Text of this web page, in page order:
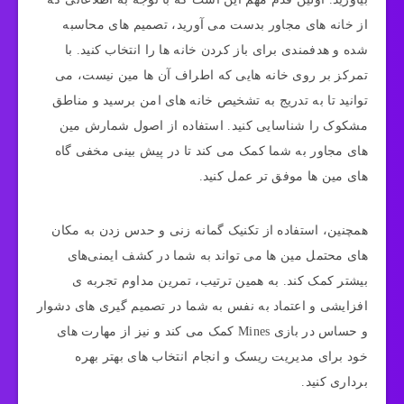
از خانه‌ های مجاور بدست می‌ آورید، تصمیم‌ های محاسبه
شده و هدفمندی برای باز کردن خانه‌ ها را انتخاب کنید. با
تمرکز بر روی خانه‌ هایی که اطراف آن‌ ها مین نیست، می‌
توانید تا به تدریج به تشخیص خانه‌ های امن برسید و مناطق
مشکوک را شناسایی کنید. استفاده از اصول شمارش مین‌
های مجاور به شما کمک می‌ کند تا در پیش‌ بینی مخفی‌ گاه‌
های مین‌ ها موفق‌ تر عمل کنید.
همچنین، استفاده از تکنیک گمانه زنی و حدس‌ زدن به مکان‌
های محتمل مین‌ ها می‌ تواند به شما در کشف ایمنی‌های
بیشتر کمک کند. به همین ترتیب، تمرین مداوم تجربه‌ ی
افزایشی و اعتماد به نفس به شما در تصمیم‌ گیری‌ های دشوار
و حساس در بازی Mines کمک می‌ کند و نیز از مهارت‌ های
خود برای مدیریت ریسک و انجام انتخاب‌ های بهتر بهره‌
برداری کنید.